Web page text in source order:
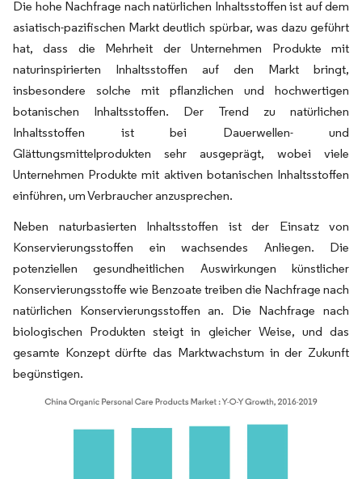
Die hohe Nachfrage nach natürlichen Inhaltsstoffen ist auf dem
asiatisch-pazifischen Markt deutlich spürbar, was dazu geführt
hat, dass die Mehrheit der Unternehmen Produkte mit
naturinspirierten Inhaltsstoffen auf den Markt bringt,
insbesondere solche mit pflanzlichen und hochwertigen
botanischen Inhaltsstoffen. Der Trend zu natürlichen
Inhaltsstoffen ist bei Dauerwellen- und
Glättungsmittelprodukten sehr ausgeprägt, wobei viele
Unternehmen Produkte mit aktiven botanischen Inhaltsstoffen
einführen, um Verbraucher anzusprechen.
Neben naturbasierten Inhaltsstoffen ist der Einsatz von
Konservierungsstoffen ein wachsendes Anliegen. Die
potenziellen gesundheitlichen Auswirkungen künstlicher
Konservierungsstoffe wie Benzoate treiben die Nachfrage nach
natürlichen Konservierungsstoffen an. Die Nachfrage nach
biologischen Produkten steigt in gleicher Weise, und das
gesamte Konzept dürfte das Marktwachstum in der Zukunft
begünstigen.